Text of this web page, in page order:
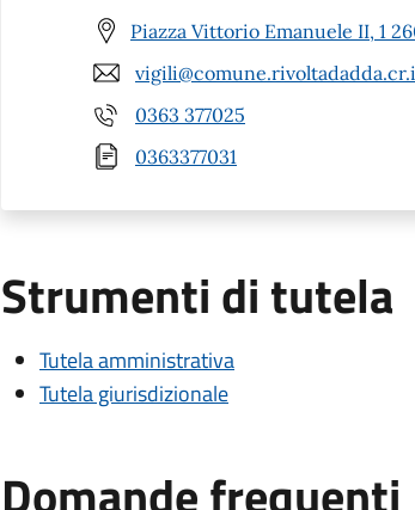
Piazza Vittorio Emanuele II, 1
0363 377025
0363377031
Strumenti di tutela
Tutela amministrativa
Tutela giurisdizionale